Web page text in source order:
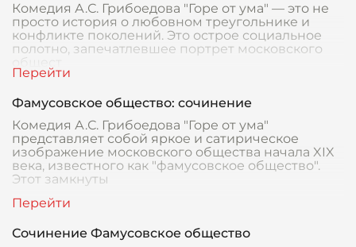
Комедия А.С. Грибоедова "Горе от ума" — это не
просто история о любовном треугольнике и
конфликте поколений. Это острое социальное
полотно, запечатлевшее портрет московского
общест
Фамусовское общество: сочинение
Комедия А.С. Грибоедова "Горе от ума"
представляет собой яркое и сатирическое
изображение московского общества начала XIX
века, известного как "фамусовское общество".
Этот замкнуты
Сочинение Фамусовское общество